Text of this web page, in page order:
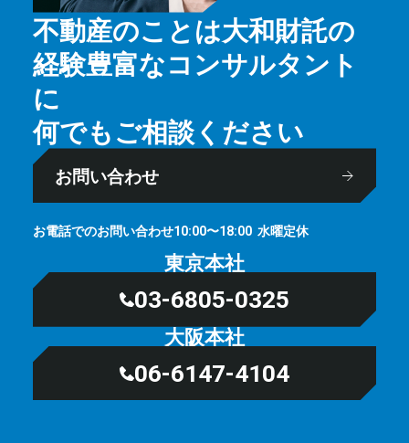
不動産のことは大和財託の
経験豊富なコンサルタント
に
何でもご相談ください
お問い合わせ
お電話でのお問い合わせ10:00〜18:00 ⽔曜定休
東京本社
03-6805-0325
大阪本社
06-6147-4104